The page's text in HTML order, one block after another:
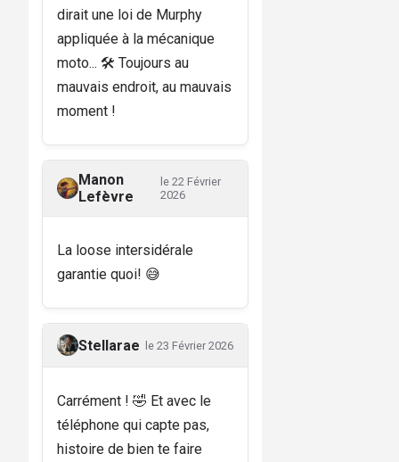
dirait une loi de Murphy
appliquée à la mécanique
moto... 🛠️ Toujours au
mauvais endroit, au mauvais
moment !
Manon
Lefèvre
le 22 Février
2026
La loose intersidérale
garantie quoi! 😅
Stellarae le 23 Février 2026
Carrément ! 🤣 Et avec le
téléphone qui capte pas,
histoire de bien te faire